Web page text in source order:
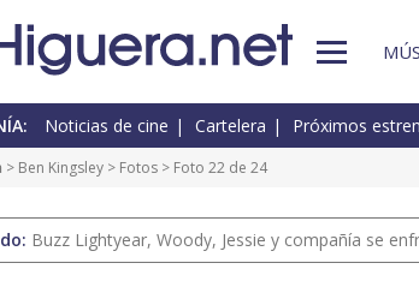
Noticias de cine Cartelera Próximos
> Ben Kingsley > Fotos > Foto 22 de 24
Buzz Lightyear, Woody, Jessie y compañía se